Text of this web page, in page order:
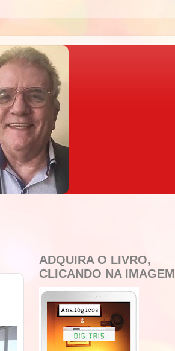
ADQUIRA O LIVRO,
CLICANDO NA IMAGEM